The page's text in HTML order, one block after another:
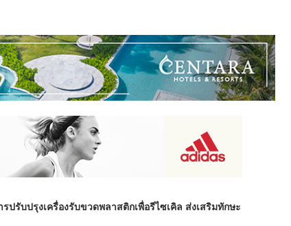
ปรับปรุงเครื่องรับขวดพลาสติกเพื่อรีไซเคิล ส่งเสริมทักษะ